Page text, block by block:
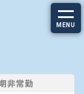
MENU
非常勤